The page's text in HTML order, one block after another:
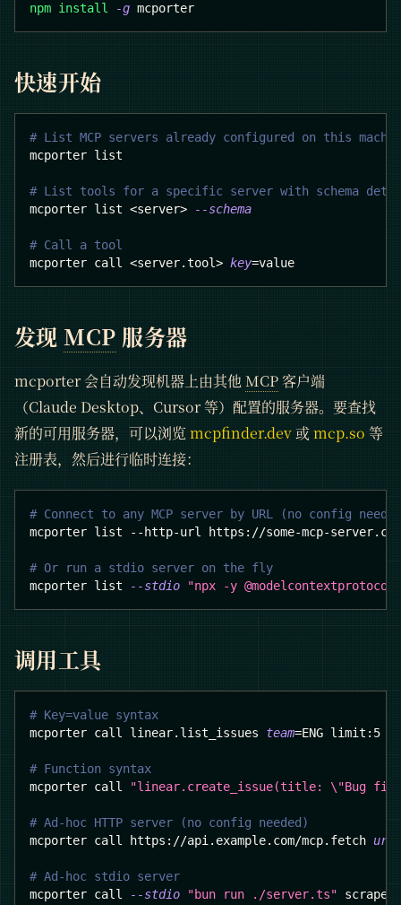
npm install -g mcporter
快速开始
# List MCP servers already configured on this
mcporter list
# List tools for a specific server with schema
mcporter list <server> --schema
# Call a tool
mcporter call <server.tool> key=value
发现MCP 服务器
mcporter 会自动发现机器上由其他 MCP客户端
（Claude Desktop、Cursor 等）配置的服务器。要查找
新的可用服务器，可以浏览 mcpfinder.dev或mcp.so 等
注册表，然后进行临时连接：
# Connect to any MCP server by URL (no config
mcporter list --http-url https://some-mcp-
# Or run a stdio server on the fly
mcporter list
--stdio "npx -y
调用工具
# Key=value syntax
mcporter call linear.list_issues team=ENG limit:5
# Function syntax
mcporter call
"linear.create_issue(title: \"Bug fix
# Ad-hoc HTTP server (no config needed)
mcporter call https://api.example.com/mcp.fetch url
# Ad-hoc stdio server
mcporter call
--stdio "bun run ./server.ts" scrape